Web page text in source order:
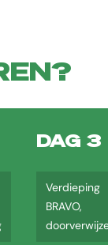
DAG 3
Verdieping
BRAVO,